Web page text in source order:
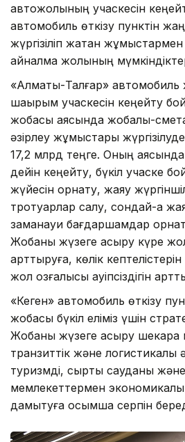
автожолының учаскесін
автомобиль өткізу пунктін
жүргізіліп жатқан
айналма жолының
«Алматы-Талғар» автомобиль
шақырым учаскесін кеңейту
жобасы аясында жобалық-
әзірлеу жұмыстары
17,2 млрд теңге. Оның аясында
дейін кеңейту, бүкіл учаске
жүйесін орнату, жаяу
тротуарлар салу, сондай-ақ
заманауи бағдаршамдар
Жобаны жүзеге асыру күре
арттыруға, көлік
жол қозғалысы қауіпсіздігін
«Кеген» автомобиль өткізу
жобасы бүкіл еліміз үшін
Жобаны жүзеге асыру шекара
транзиттік және логистикалық
туризмді, сыртқы сауданы
мемлекеттермен
дамытуға қосымша серпін